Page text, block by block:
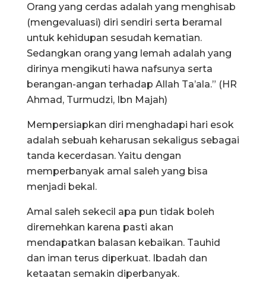
Orang yang cerdas adalah yang menghisab
(mengevaluasi) diri sendiri serta beramal
untuk kehidupan sesudah kematian.
Sedangkan orang yang lemah adalah yang
dirinya mengikuti hawa nafsunya serta
berangan-angan terhadap Allah Ta’ala.” (HR
Ahmad, Turmudzi, Ibn Majah)
Mempersiapkan diri menghadapi hari esok
adalah sebuah keharusan sekaligus sebagai
tanda kecerdasan. Yaitu dengan
memperbanyak amal saleh yang bisa
menjadi bekal.
Amal saleh sekecil apa pun tidak boleh
diremehkan karena pasti akan
mendapatkan balasan kebaikan. Tauhid
dan iman terus diperkuat. Ibadah dan
ketaatan semakin diperbanyak.